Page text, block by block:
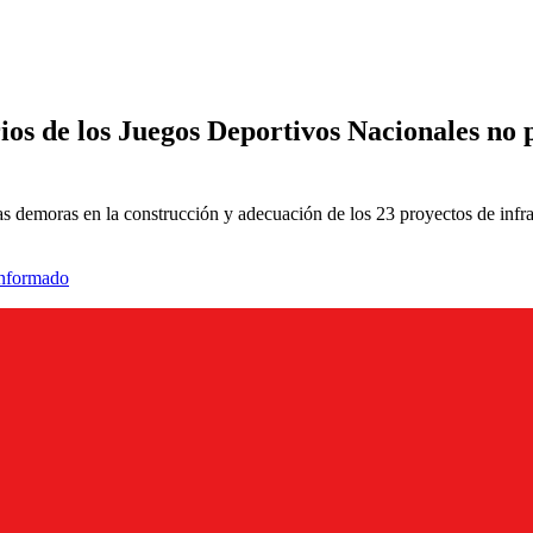
de los Juegos Deportivos Nacionales
en la construcción y adecuación de los 23 proyectos de